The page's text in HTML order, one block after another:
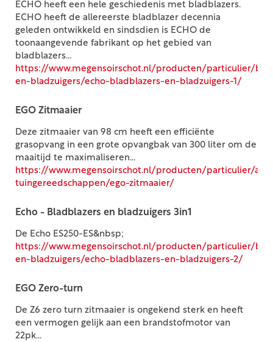
ECHO heeft een hele geschiedenis met bladblazers.
ECHO heeft de allereerste bladblazer decennia
geleden ontwikkeld en sindsdien is ECHO de
toonaangevende fabrikant op het gebied van
bladblazers...
https://www.megensoirschot.nl/producten/particulier/
en-bladzuigers/echo-bladblazers-en-bladzuigers-1/
EGO Zitmaaier
Deze zitmaaier van 98 cm heeft een efficiënte
grasopvang in een grote opvangbak van 300 liter om de
maaitijd te maximaliseren...
https://www.megensoirschot.nl/producten/particulier/
tuingereedschappen/ego-zitmaaier/
Echo - Bladblazers en bladzuigers 3in1
De Echo ES250-ES&nbsp;
https://www.megensoirschot.nl/producten/particulier/
en-bladzuigers/echo-bladblazers-en-bladzuigers-2/
EGO Zero-turn
De Z6 zero turn zitmaaier is ongekend sterk en heeft
een vermogen gelijk aan een brandstofmotor van
22pk...